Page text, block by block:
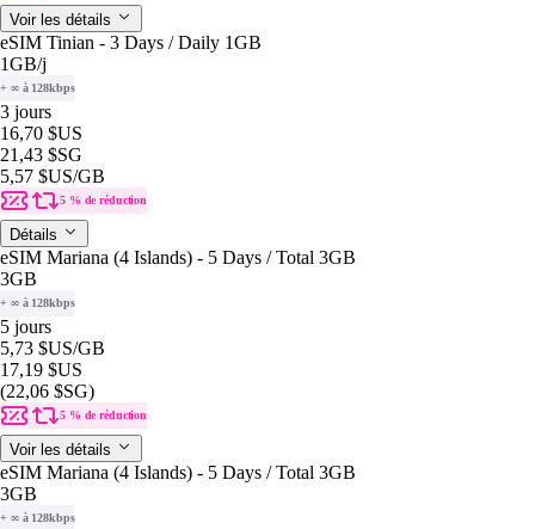
Voir les détails
eSIM Tinian - 3 Days / Daily 1GB
1GB/j
+ ∞ à 128kbps
3 jours
16,70 $US
21,43 $SG
5,57 $US/GB
5 % de réduction
Détails
eSIM Mariana (4 Islands) - 5 Days / Total 3GB
3GB
+ ∞ à 128kbps
5 jours
5,73 $US/GB
17,19 $US
(22,06 $SG)
5 % de réduction
Voir les détails
eSIM Mariana (4 Islands) - 5 Days / Total 3GB
3GB
+ ∞ à 128kbps